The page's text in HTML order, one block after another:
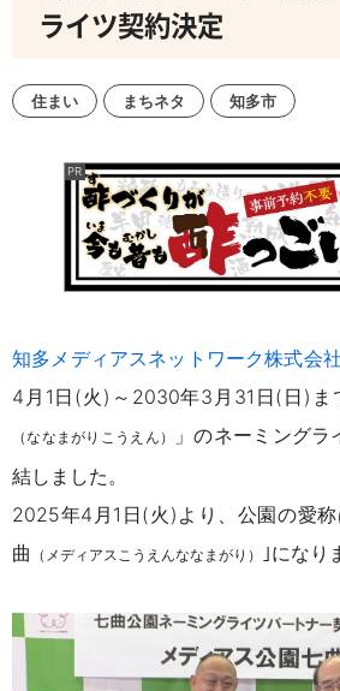
ライツ契約決定
住まい まちネタ 知多市
知多メディアスネットワーク株式会社
4月1日(火)～2030年3月31日(日)ま
（ななまがりこうえん）
」のネーミング
結しました。
2025年4月1日(火)より、公園の愛
曲 （メディアスこうえんななまがり） ｣になり